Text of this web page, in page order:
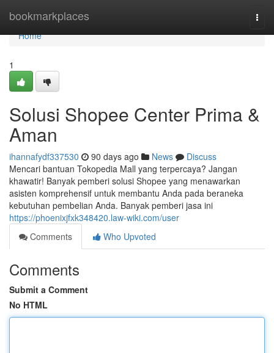
bookmarkplaces
Home
Home
1
Solusi Shopee Center Prima &
Aman
ihannafydf337530 90 days ago News
Discuss
Mencari bantuan Tokopedia Mall yang terpercaya? Jangan
khawatir! Banyak pemberi solusi Shopee yang menawarkan
asisten komprehensif untuk membantu Anda pada beraneka
kebutuhan pembelian Anda. Banyak pemberi jasa ini
https://phoenixjfxk348420.law-wiki.com/user
Comments
Who Upvoted
Comments
Submit a Comment
No HTML